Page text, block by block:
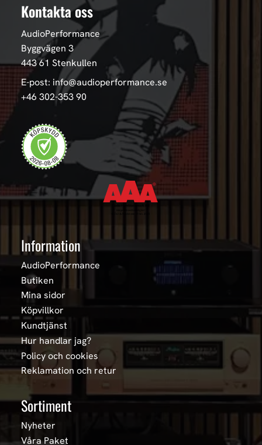
Kontakta oss
AudioPerformance
Byggvägen 3
443 61 Stenkullen
E-post: info@audioperformance.se
+46 302-353 90
Information
AudioPerformance
Butiken
Mina sidor
Köpvillkor
Kundtjänst
Hur handlar jag?
Policy och cookies
Reklamation och retur
Sortiment
Nyheter
Våra Paket